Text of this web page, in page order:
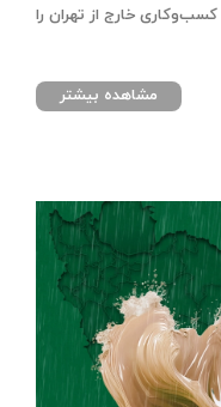
خارج از تهران را
مشاهده بیشتر